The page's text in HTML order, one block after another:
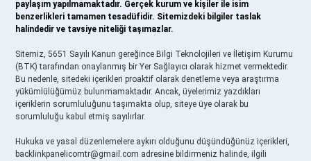
paylaşım yapılmamaktadır. Gerçek kurum ve kişiler ile isim
benzerlikleri tamamen tesadüfidir. Sitemizdeki bilgiler taslak
halindedir ve tavsiye niteliği taşımazlar.
Sitemiz, 5651 Sayılı Kanun gereğince Bilgi Teknolojileri ve İletişim Kurumu
(BTK) tarafından onaylanmış bir Yer Sağlayıcı olarak hizmet vermektedir.
Bu nedenle, sitedeki içerikleri proaktif olarak denetleme veya araştırma
yükümlülüğümüz bulunmamaktadır. Ancak, üyelerimiz yazdıkları
içeriklerin sorumluluğunu taşımakta olup, siteye üye olarak bu
sorumluluğu kabul etmiş sayılırlar.
Hukuka ve yasal düzenlemelere aykırı olduğunu düşündüğünüz içerikleri,
backlinkpanelicomtr@gmail.com adresine bildirmeniz halinde, ilgili